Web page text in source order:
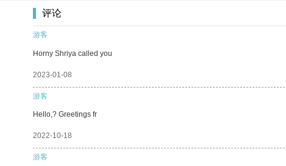
评论
游客
Horny Shriya called you
2023-01-08
游客
Hello,? Greetings fr
2022-10-18
游客